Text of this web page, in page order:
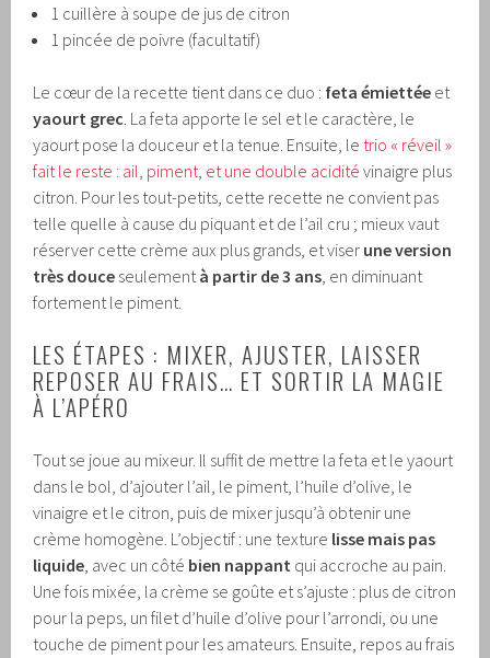
1 cuillère à soupe de jus de citron
1 pincée de poivre (facultatif)
Le cœur de la recette tient dans ce duo : feta émiettée et
yaourt grec. La feta apporte le sel et le caractère, le
yaourt pose la douceur et la tenue. Ensuite, le trio « réveil »
fait le reste : ail, piment, et une double acidité vinaigre plus
citron. Pour les tout-petits, cette recette ne convient pas
telle quelle à cause du piquant et de l’ail cru ; mieux vaut
réserver cette crème aux plus grands, et viser une version
très douce seulementà partir de 3 ans, en diminuant
fortement le piment.
LES ÉTAPES : MIXER, AJUSTER, LAISSER
REPOSER AU FRAIS… ET SORTIR LA MAGIE
À L’APÉRO
Tout se joue au mixeur. Il suffit de mettre la feta et le yaourt
dans le bol, d’ajouter l’ail, le piment, l’huile d’olive, le
vinaigre et le citron, puis de mixer jusqu’à obtenir une
crème homogène. L’objectif : une texture lisse mais pas
liquide, avec un côté bien nappant qui accroche au pain.
Une fois mixée, la crème se goûte et s’ajuste : plus de citron
pour la peps, un filet d’huile d’olive pour l’arrondi, ou une
touche de piment pour les amateurs. Ensuite, repos au frais